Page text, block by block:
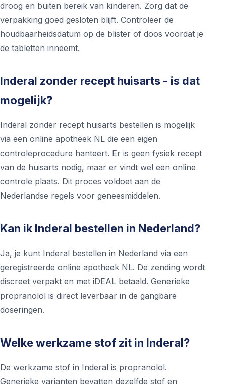
droog en buiten bereik van kinderen. Zorg dat de
verpakking goed gesloten blijft. Controleer de
houdbaarheidsdatum op de blister of doos voordat je
de tabletten inneemt.
Inderal zonder recept huisarts - is dat
mogelijk?
Inderal zonder recept huisarts bestellen is mogelijk
via een online apotheek NL die een eigen
controleprocedure hanteert. Er is geen fysiek recept
van de huisarts nodig, maar er vindt wel een online
controle plaats. Dit proces voldoet aan de
Nederlandse regels voor geneesmiddelen.
Kan ik Inderal bestellen in Nederland?
Ja, je kunt Inderal bestellen in Nederland via een
geregistreerde online apotheek NL. De zending wordt
discreet verpakt en met iDEAL betaald. Generieke
propranolol is direct leverbaar in de gangbare
doseringen.
Welke werkzame stof zit in Inderal?
De werkzame stof in Inderal is propranolol.
Generieke varianten bevatten dezelfde stof en